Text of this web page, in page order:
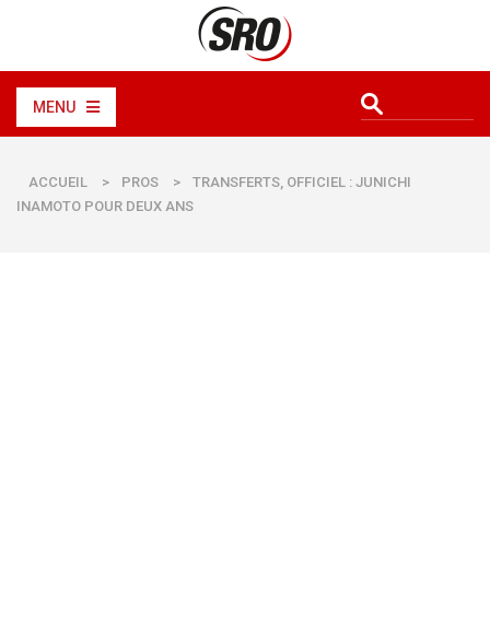
MENU
ACCUEIL > PROS >
TRANSFERTS, OFFICIEL : JUNICHI
INAMOTO POUR DEUX ANS